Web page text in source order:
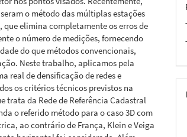
o método das múltiplas estações
que elimina completamente os erros de
o número de medições, fornecendo
do que métodos convencionais,
Neste trabalho, aplicamos pela
real de densificação de redes e
os critérios técnicos previstos na
trata da Rede de Referência Cadastral
o referido método para o caso 3D com
ao contrário de França, Klein e Veiga